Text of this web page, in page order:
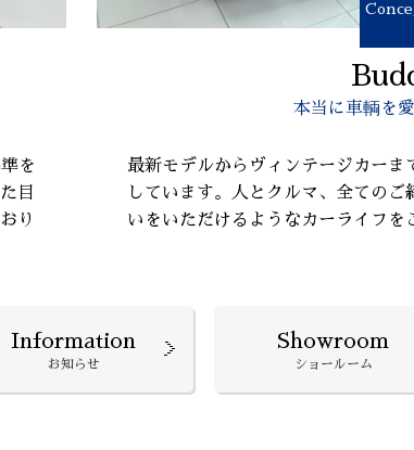
を
目
り
本当に車輌を
最新モデルからヴィンテージカーま
しています。人とクルマ、全ての
いをいただけるようなカーライフを
Information
お知らせ
Showroom
ショールーム